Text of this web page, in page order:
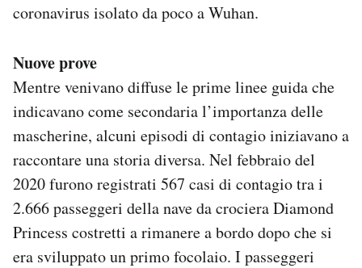
coronavirus isolato da poco a Wuhan.
Nuove prove
Mentre venivano diffuse le prime linee guida che
indicavano come secondaria l’importanza delle
mascherine, alcuni episodi di contagio iniziavano a
raccontare una storia diversa. Nel febbraio del
2020 furono registrati 567 casi di contagio tra i
2.666 passeggeri della nave da crociera Diamond
Princess costretti a rimanere a bordo dopo che si
era sviluppato un primo focolaio. I passeggeri